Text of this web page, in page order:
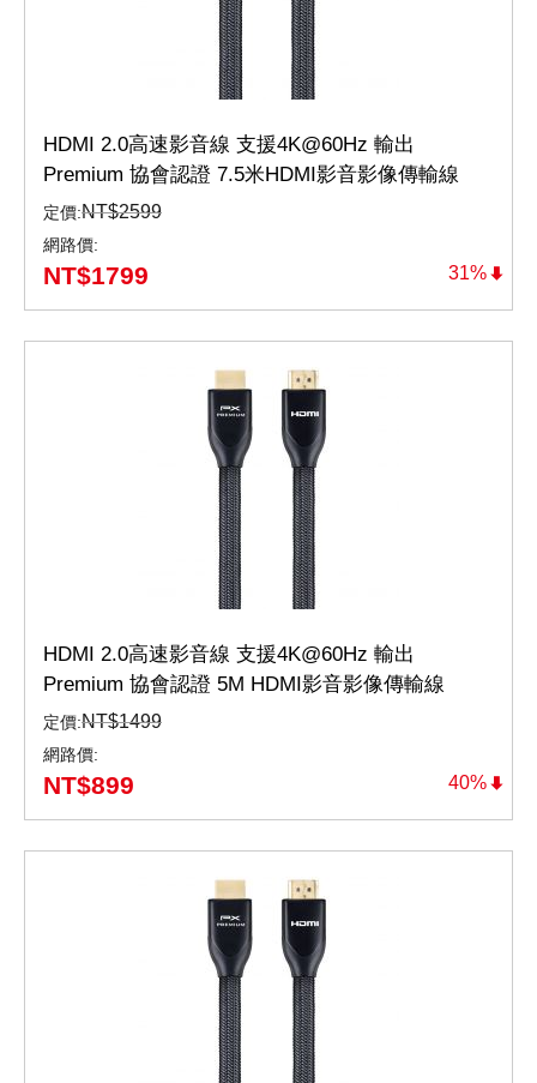
31%
HDMI 2.0高速影音線 支援4K@60Hz 輸出
Premium 協會認證 7.5米HDMI影音影像傳輸線
Premium（HD2-7.5MX）
定價:NT$2599
網路價:
NT$1799
40%
HDMI 2.0高速影音線 支援4K@60Hz 輸出
Premium 協會認證 5M HDMI影音影像傳輸線
Premium（HD2-5MX）
定價:NT$1499
網路價:
NT$899